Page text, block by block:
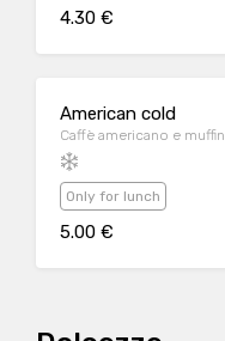
4.30 €
American cold
Caffè americano e muffin
Only for lunch
5.00 €